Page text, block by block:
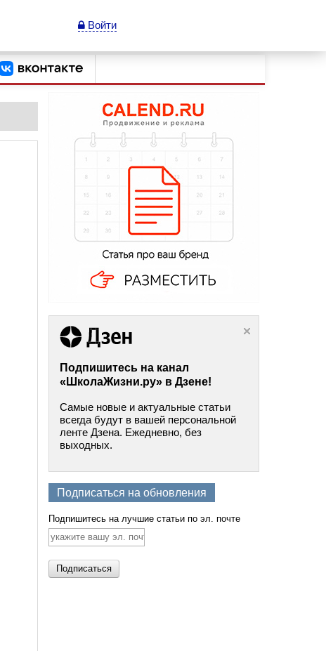
Войти
Подпишитесь на канал
«ШколаЖизни.ру» в Дзене!
Самые новые и актуальные статьи
всегда будут в вашей персональной
ленте Дзена. Ежедневно, без
выходных.
Подписаться на обновления
Подпишитесь на лучшие статьи по эл. почте